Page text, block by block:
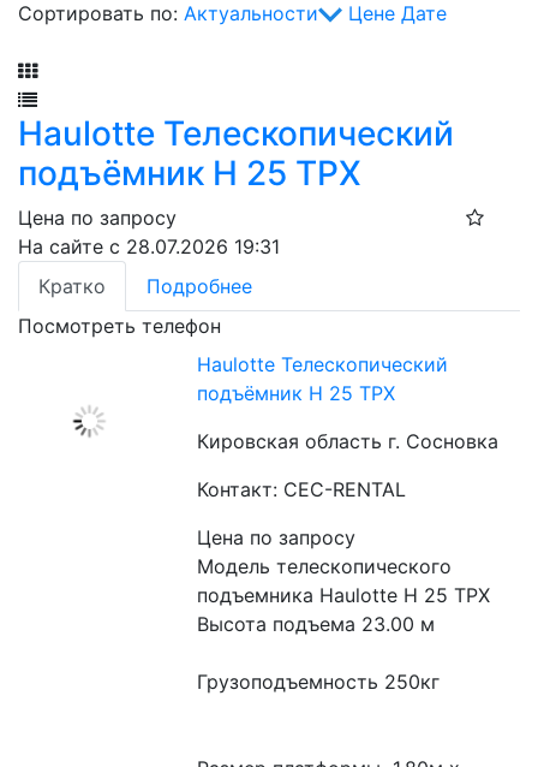
Сортировать по: Актуальности Цене Дате
Haulotte Телескопический
подъёмник H 25 TPX​
Цена по запросу
На сайте с 28.07.2026 19:31
Кратко
Подробнее
Посмотреть телефон
Haulotte Телескопический
подъёмник H 25 TPX​
Кировская область г. Сосновка
Контакт: CEC-RENTAL
Цена по запросу
Модель телескопического
подъемника Haulotte H 25 TPX
Высота подъема 23.00 м
Грузоподъемность 250кг